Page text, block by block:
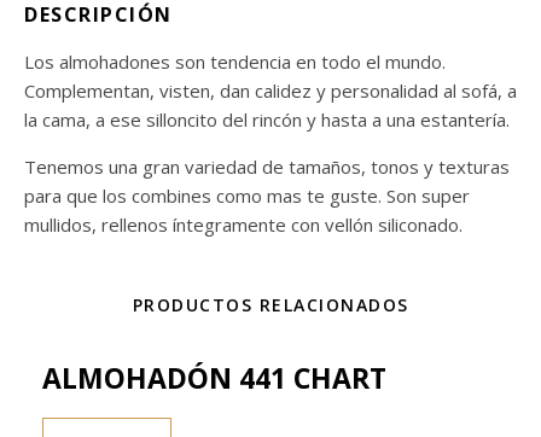
DESCRIPCIÓN
Los almohadones son tendencia en todo el mundo.
Complementan, visten, dan calidez y personalidad al sofá, a
la cama, a ese silloncito del rincón y hasta a una estantería.
Tenemos una gran variedad de tamaños, tonos y texturas
para que los combines como mas te guste. Son super
mullidos, rellenos íntegramente con vellón siliconado.
PRODUCTOS RELACIONADOS
ALMOHADÓN 441 CHART